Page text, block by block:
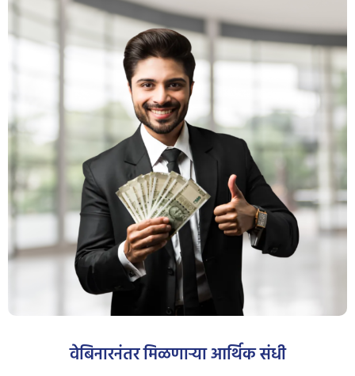
वेबिनारनंतर मिळणाऱ्या आर्थिक संधी